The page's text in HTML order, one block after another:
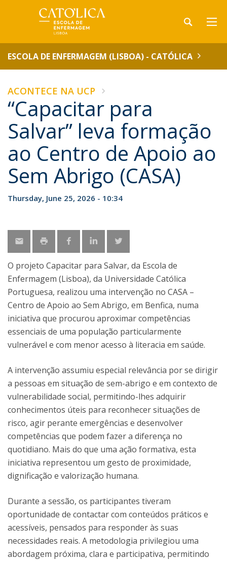
ESCOLA DE ENFERMAGEM (LISBOA) - CATÓLICA
ACONTECE NA UCP
“Capacitar para
Salvar” leva formação
ao Centro de Apoio ao
Sem Abrigo (CASA)
Thursday, June 25, 2026 - 10:34
O projeto Capacitar para Salvar, da Escola de
Enfermagem (Lisboa), da Universidade Católica
Portuguesa, realizou uma intervenção no CASA –
Centro de Apoio ao Sem Abrigo, em Benfica, numa
iniciativa que procurou aproximar competências
essenciais de uma população particularmente
vulnerável e com menor acesso à literacia em saúde.
A intervenção assumiu especial relevância por se dirigir
a pessoas em situação de sem-abrigo e em contexto de
vulnerabilidade social, permitindo-lhes adquirir
conhecimentos úteis para reconhecer situações de
risco, agir perante emergências e desenvolver
competências que podem fazer a diferença no
quotidiano. Mais do que uma ação formativa, esta
iniciativa representou um gesto de proximidade,
dignificação e valorização humana.
Durante a sessão, os participantes tiveram
oportunidade de contactar com conteúdos práticos e
acessíveis, pensados para responder às suas
necessidades reais. A metodologia privilegiou uma
abordagem próxima, clara e participativa, permitindo